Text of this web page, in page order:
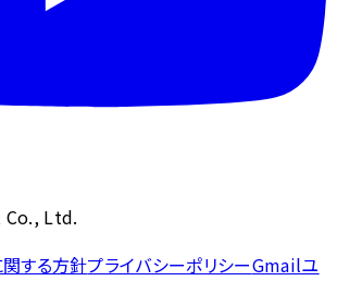
Ltd.
する方針プライバシーポリシーGmailユ